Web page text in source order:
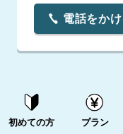
電話をか
資料請求
初めての方 プラン